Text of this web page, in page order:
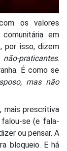
os valores
em
por isso, dizem
praticantes.
É como se
mas não
mais prescritiva
se (e fala-
ou pensar. A
bloqueio. E há